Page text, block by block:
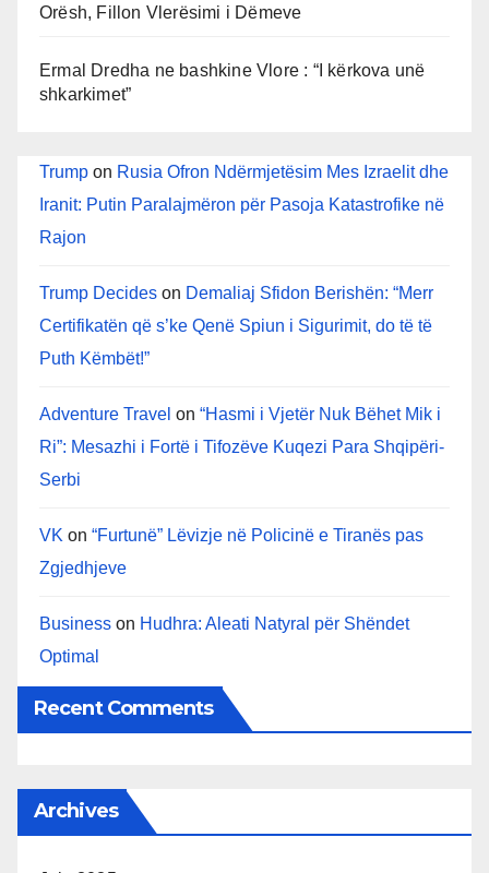
Orësh, Fillon Vlerësimi i Dëmeve
Ermal Dredha ne bashkine Vlore : “I kërkova unë
shkarkimet”
Trump on Rusia Ofron Ndërmjetësim Mes Izraelit dhe
Iranit: Putin Paralajmëron për Pasoja Katastrofike në
Rajon
Trump Decides on Demaliaj Sfidon Berishën: “Merr
Certifikatën që s’ke Qenë Spiun i Sigurimit, do të të
Puth Këmbët!”
Adventure Travel on “Hasmi i Vjetër Nuk Bëhet Mik i
Ri”: Mesazhi i Fortë i Tifozëve Kuqezi Para Shqipëri-
Serbi
VK on “Furtunë” Lëvizje në Policinë e Tiranës pas
Zgjedhjeve
Business on Hudhra: Aleati Natyral për Shëndet
Optimal
Recent Comments
Archives